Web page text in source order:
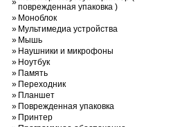
»поврежденная упаковка )
» Моноблок
» Мультимедиа устройства
» Мышь
» Наушники и микрофоны
» Ноутбук
» Память
» Переходник
» Планшет
» Поврежденная упаковка
» Принтер